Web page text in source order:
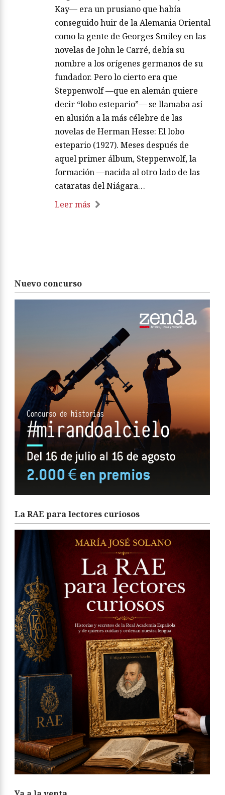
Kay— era un prusiano que había
conseguido huir de la Alemania Oriental
como la gente de Georges Smiley en las
novelas de John le Carré, debía su
nombre a los orígenes germanos de su
fundador. Pero lo cierto era que
Steppenwolf —que en alemán quiere
decir “lobo estepario”— se llamaba así
en alusión a la más célebre de las
novelas de Herman Hesse: El lobo
estepario (1927). Meses después de
aquel primer álbum, Steppenwolf, la
formación —nacida al otro lado de las
cataratas del Niágara…
Leer más
Nuevo concurso
La RAE para lectores curiosos